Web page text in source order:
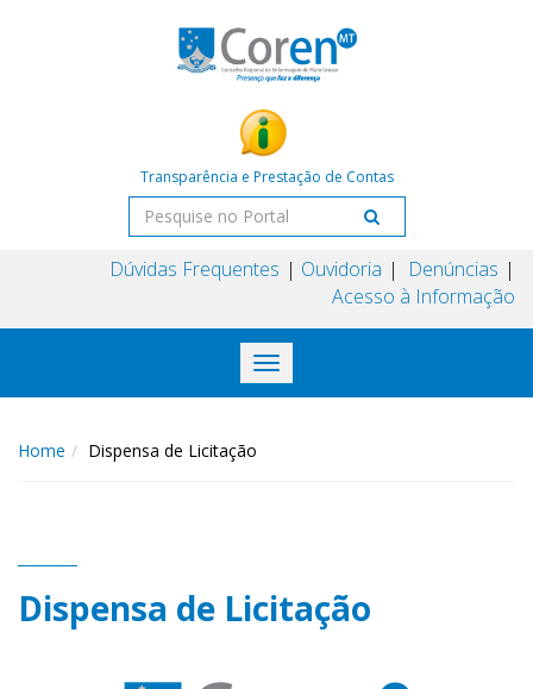
Transparência e Prestação de Contas
Dúvidas Frequentes Ouvidoria
Denúncias
Acesso à Informação
Toggle
navigation
Home Dispensa de Licitação
Dispensa de Licitação